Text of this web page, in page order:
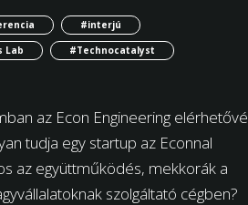
#interjú
Lab
#Technocatalyst
az Econ Engineering elérhetővé
tudja egy startup az Econnal
az együttműködés, mekkorák a
szolgáltató cégben?